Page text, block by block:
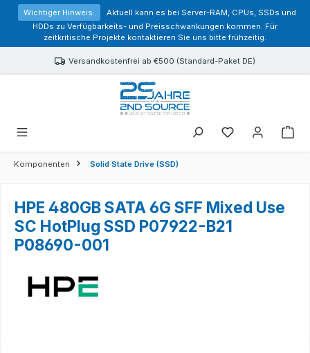
springen
Wichtiger Hinweis:
Aktuell kann es bei Server-RAM, CPUs, SSDs und
HDDs zu Verfügbarkeits- und Preisschwankungen kommen. Für
zeitkritische Projekte kontaktieren Sie uns bitte frühzeitig.
Versandkostenfrei ab €500 (Standard-Paket DE)
Sie haben 0
Komponenten Solid State Drive (SSD)
HPE 480GB SATA 6G SFF Mixed Use
SC HotPlug SSD P07922-B21
P08690-001